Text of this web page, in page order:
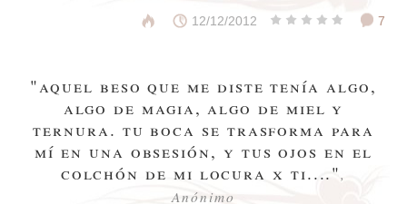
12/12/2012 7
"aquel beso que me diste tenía algo,
algo de magia, algo de miel y
ternura. tu boca se trasforma para
mí en una obsesión, y tus ojos en el
colchón de mi locura x ti....",
Anónimo